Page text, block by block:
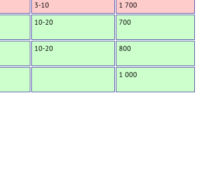
3-10
1 700
10-20 700
10-20 800
1 000